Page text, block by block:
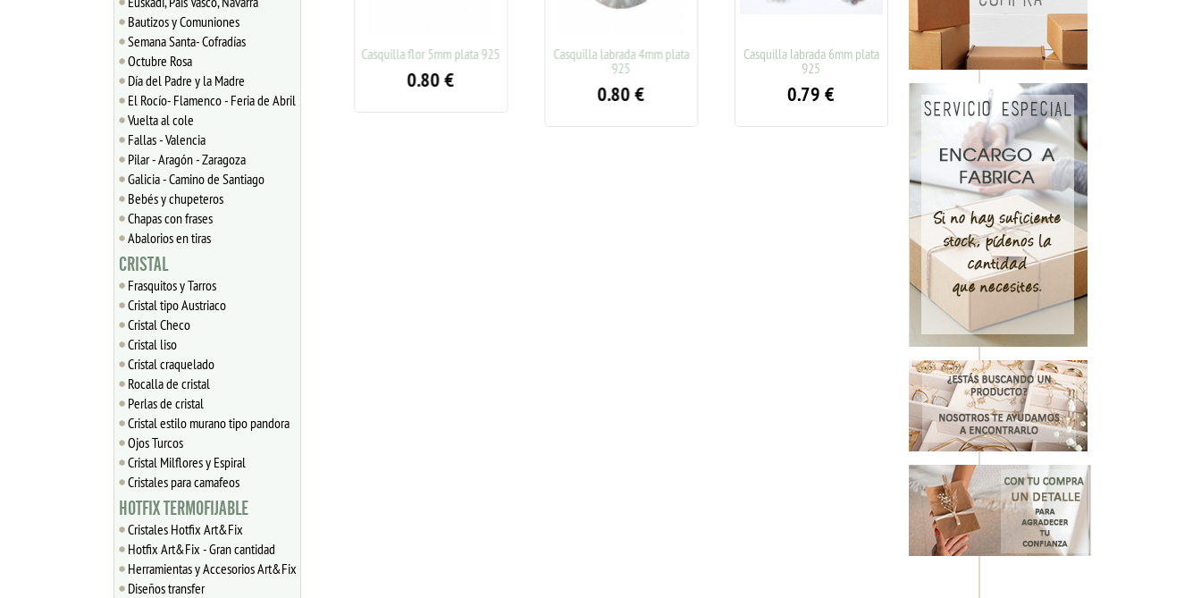
Bautizos y Comuniones
Semana Santa- Cofradías
Octubre Rosa
Día del Padre y la Madre
El Rocío- Flamenco - Feria de Abril
Vuelta al cole
Fallas - Valencia
Pilar - Aragón - Zaragoza
Galicia - Camino de Santiago
Bebés y chupeteros
Chapas con frases
Abalorios en tiras
CRISTAL
Frasquitos y Tarros
Cristal tipo Austriaco
Cristal Checo
Cristal liso
Cristal craquelado
Rocalla de cristal
Perlas de cristal
Cristal estilo murano tipo pandora
Ojos Turcos
Cristal Milflores y Espiral
Cristales para camafeos
HOTFIX TERMOFIJABLE
Cristales Hotfix Art&Fix
Hotfix Art&Fix - Gran cantidad
Herramientas y Accesorios Art&Fix
Diseños transfer
Casquilla troquelada 8mm
1.11€
Casquilla flor 5mm plata 925
0.80€
Casquilla labrada 4mm plata
925
0.80€
Casquilla labrada 6mm plata
925
0.79€